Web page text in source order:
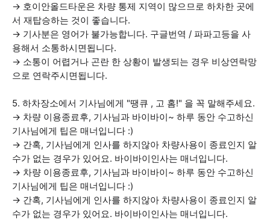
→ 호이안올드타운은 차량 통제 지역이 많으므로 하차한 곳에
서 재탑승하는 것이 좋습니다.
→ 기사분은 영어가 불가능합니다. 구글번역 / 파파고등을 사
용해서 소통하시면됩니다.
→ 소통이 어렵거나 곤란 한 상황이 발생되는 경우 비상연락망
으로 연락주시면됩니다.
5. 하차장소에서 기사님에게 "땡큐 , 고 홈!" 을 꼭 말해주세요.
→ 차량 이용종료후, 기사님과 바이바이~ 하루 동안 수고하신
기사님에게 팁은 매너입니다 :)
→ 간혹, 기사님에게 인사를 하지않아 차량사용이 종료인지 알
수가 없는 경우가 있어요. 바이바이인사는 매너입니다.
→ 차량 이용종료후, 기사님과 바이바이~ 하루 동안 수고하신
기사님에게 팁은 매너입니다 :)
→ 간혹, 기사님에게 인사를 하지않아 차량사용이 종료인지 알
수가 없는 경우가 있어요. 바이바이인사는 매너입니다.